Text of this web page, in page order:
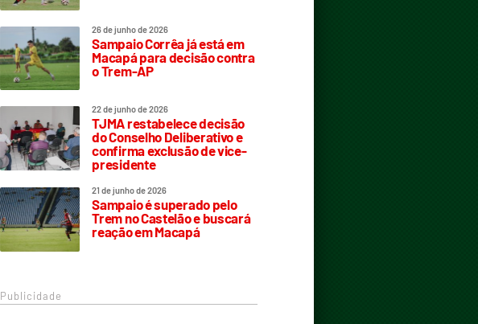
26 de junho de 2026
Sampaio Corrêa já está em
Macapá para decisão contra
o Trem-AP
22 de junho de 2026
TJMA restabelece decisão
do Conselho Deliberativo e
confirma exclusão de vice-
presidente
21 de junho de 2026
Sampaio é superado pelo
Trem no Castelão e buscará
reação em Macapá
Publicidade